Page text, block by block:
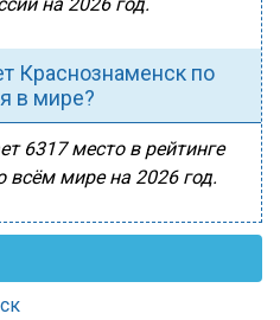
Краснознаменск по
в мире?
6317 место в рейтинге
всём мире на 2026 год.